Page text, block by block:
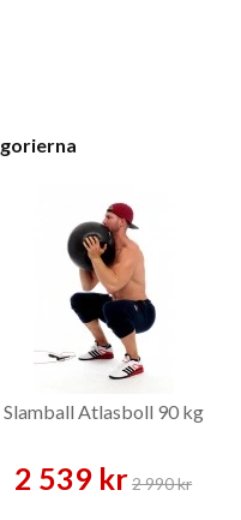
Slamball Atlasboll 90 kg
2 539 kr2 990 kr